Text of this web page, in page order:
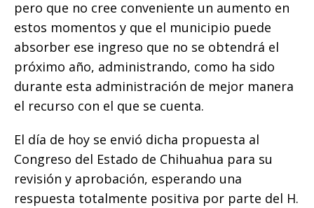
pero que no cree conveniente un aumento en
estos momentos y que el municipio puede
absorber ese ingreso que no se obtendrá el
próximo año, administrando, como ha sido
durante esta administración de mejor manera
el recurso con el que se cuenta.
El día de hoy se envió dicha propuesta al
Congreso del Estado de Chihuahua para su
revisión y aprobación, esperando una
respuesta totalmente positiva por parte del H.